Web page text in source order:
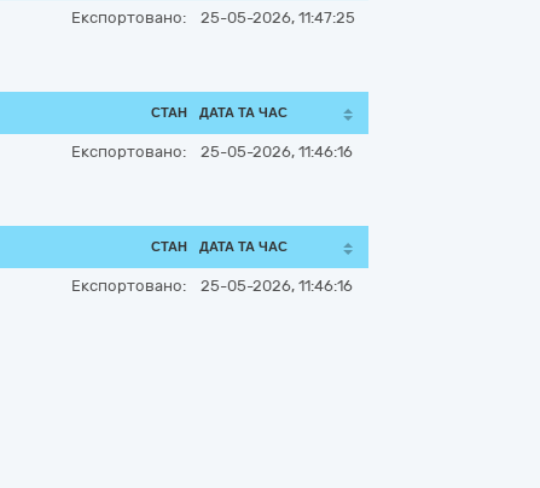
Експортовано: 25-05-2026, 11:47:25
СТАН ДАТА ТА ЧАС
Експортовано: 25-05-2026, 11:46:16
СТАН ДАТА ТА ЧАС
Експортовано: 25-05-2026, 11:46:16